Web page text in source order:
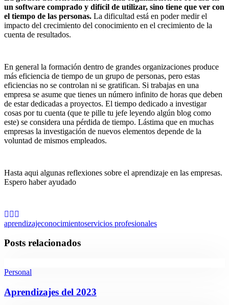
un software comprado y difícil de utilizar, sino tiene que ver con
el tiempo de las personas. La dificultad está en poder medir el
impacto del crecimiento del conocimiento en el crecimiento de la
cuenta de resultados.
En general la formación dentro de grandes organizaciones produce
más eficiencia de tiempo de un grupo de personas, pero estas
eficiencias no se controlan ni se gratifican. Si trabajas en una
empresa se asume que tienes un número infinito de horas que deben
de estar dedicadas a proyectos. El tiempo dedicado a investigar
cosas por tu cuenta (que te pille tu jefe leyendo algún blog como
este) se considera una pérdida de tiempo. Lástima que en muchas
empresas la investigación de nuevos elementos depende de la
voluntad de mismos empleados.
Hasta aqui algunas reflexiones sobre el aprendizaje en las empresas.
Espero haber ayudado
aprendizajeconocimientoservicios profesionales
Posts relacionados
Personal
Aprendizajes del 2023